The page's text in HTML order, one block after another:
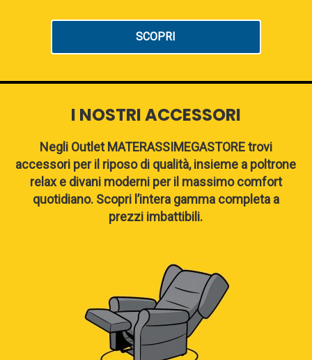
SCOPRI
I NOSTRI ACCESSORI
Negli Outlet MATERASSIMEGASTORE trovi
accessori per il riposo di qualità, insieme a poltrone
relax e divani moderni per il massimo comfort
quotidiano. Scopri l’intera gamma completa a
prezzi imbattibili.